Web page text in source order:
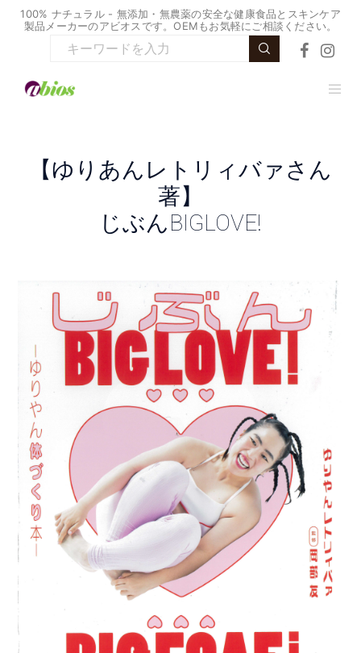
100% ナチュラル - 無添加・無農薬の安全な健康食品とスキンケア
製品メーカーのアビオスです。OEMもお気軽にご相談ください。
【ゆりあんレトリィバァさん
著】
じぶんBIGLOVE!